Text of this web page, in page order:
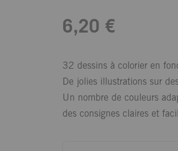
6,20 €
32 dessins à colorier en
De jolies illustrations sur
Un nombre de couleurs
des consignes claires et